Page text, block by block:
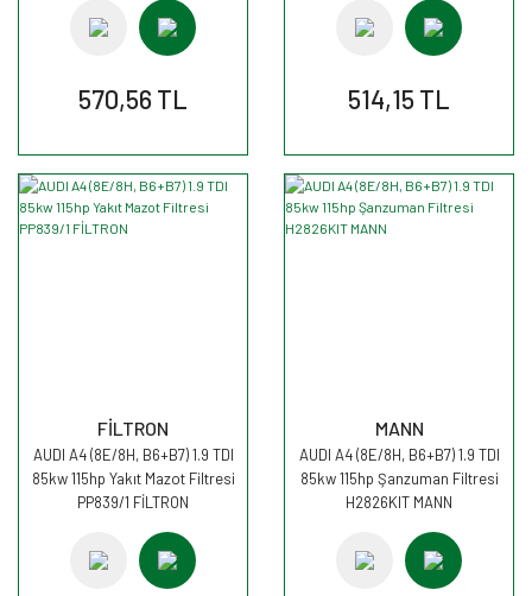
570,56 TL 514,15 TL
FİLTRON
AUDI A4 (8E/8H, B6+B7) 1.9 TDI
85kw 115hp Yakıt Mazot Filtresi
PP839/1 FİLTRON
MANN
AUDI A4 (8E/8H, B6+B7) 1.9 TDI
85kw 115hp Şanzuman Filtresi
H2826KIT MANN